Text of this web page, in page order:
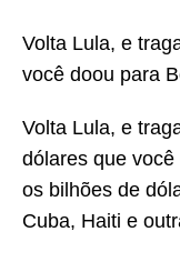
Volta Lula, e
você doou para
Volta Lula, e
dólares que
os bilhões de
Cuba, Haiti e